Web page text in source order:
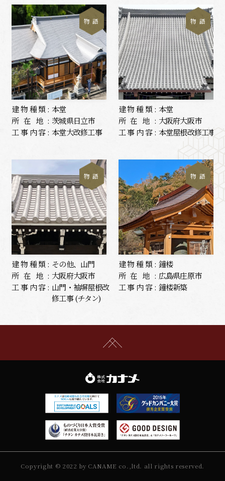
物 語
建物種類: 本堂
所在地: 茨城県日立市
工事内容: 本堂大改修工事
物 語
建物種類: 本堂
所在地: 大阪府大阪市
工事内容: 本堂屋根改修工事
物 語
建物種類: その他、山門
所在地: 大阪府大阪市
工事内容: 山門・袖塀屋根改
修工事 (チタン)
物 語
建物種類: 鐘楼
所在地: 広島県庄原市
工事内容: 鐘楼新築
Copyright © 2022 by CANAME co.,ltd. all rights reserved.